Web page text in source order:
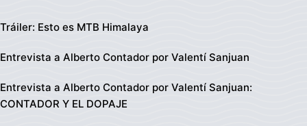
Tráiler: Esto es MTB Himalaya
Entrevista a Alberto Contador por Valentí Sanjuan
Entrevista a Alberto Contador por Valentí Sanjuan:
CONTADOR Y EL DOPAJE